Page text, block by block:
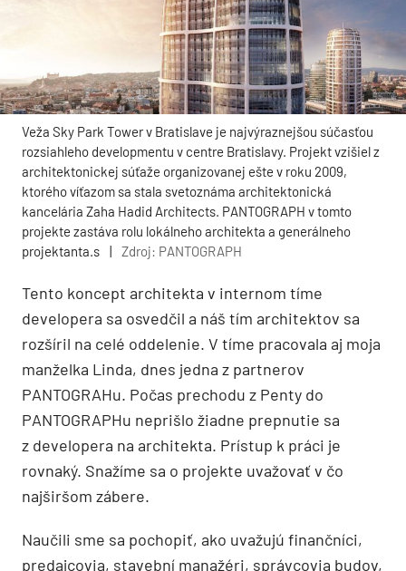
Veža Sky Park Tower v Bratislave je najvýraznejšou súčasťou
rozsiahleho developmentu v centre Bratislavy. Projekt vzišiel z
architektonickej súťaže organizovanej ešte v roku 2009,
ktorého víťazom sa stala svetoznáma architektonická
kancelária Zaha Hadid Architects. PANTOGRAPH v tomto
projekte zastáva rolu lokálneho architekta a generálneho
projektanta.s
| Zdroj: PANTOGRAPH
Tento koncept architekta v internom tíme
developera sa osvedčil a náš tím architektov sa
rozšíril na celé oddelenie. V tíme pracovala aj moja
manželka Linda, dnes jedna z partnerov
PANTOGRAHu. Počas prechodu z Penty do
PANTOGRAPHu neprišlo žiadne prepnutie sa
z developera na architekta. Prístup k práci je
rovnaký. Snažíme sa o projekte uvažovať v čo
najširšom zábere.
Naučili sme sa pochopiť, ako uvažujú finančníci,
predajcovia, stavební manažéri, správcovia budov,